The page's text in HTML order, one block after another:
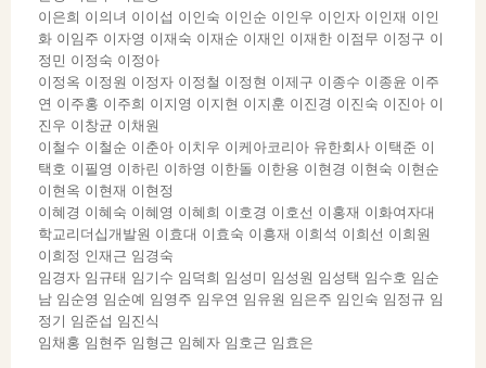
이은희 이의녀 이이섭 이인숙 이인순 이인우 이인자 이인재 이인
화 이임주 이자영 이재숙 이재순 이재인 이재한 이점무 이정구 이
정민 이정숙 이정아
이정옥 이정원 이정자 이정철 이정현 이제구 이종수 이종윤 이주
연 이주홍 이주희 이지영 이지현 이지훈 이진경 이진숙 이진아 이
진우 이창균 이채원
이철수 이철순 이춘아 이치우 이케아코리아 유한회사 이택준 이
택호 이필영 이하린 이하영 이한돌 이한용 이현경 이현숙 이현순
이현옥 이현재 이현정
이혜경 이혜숙 이혜영 이혜희 이호경 이호선 이홍재 이화여자대
학교리더십개발원 이효대 이효숙 이흥재 이희석 이희선 이희원
이희정 인재근 임경숙
임경자 임규태 임기수 임덕희 임성미 임성원 임성택 임수호 임순
남 임순영 임순예 임영주 임우연 임유원 임은주 임인숙 임정규 임
정기 임준섭 임진식
임채홍 임현주 임형근 임혜자 임호근 임효은